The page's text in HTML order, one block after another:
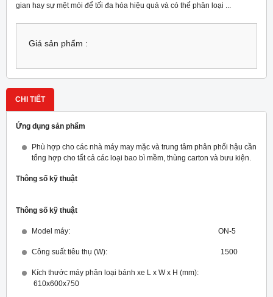
gian hay sự mệt mỏi để tối đa hóa hiệu quả và có thể phân loại ...
Giá sản phẩm :
CHI TIẾT
Ứng dụng sản phẩm
Phù hợp cho các nhà máy may mặc và trung tâm phân phối hậu cần
tổng hợp cho tất cả các loại bao bì mềm, thùng carton và bưu kiện.
Thông số kỹ thuật
Thông số kỹ thuật
Model máy: ON-5
Công suất tiêu thụ (W): 1500
Kích thước máy phân loại bánh xe L x W x H (mm):
610x600x750